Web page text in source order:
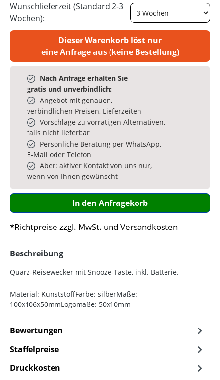
Wunschlieferzeit (Standard 2-3
Wochen):
Dieser Warenkorb löst nur
eine Anfrage aus (keine Bestellung)
Nach Anfrage erhalten Sie
gratis und unverbindlich:
Angebot mit genauen,
verbindlichen Preisen, Lieferzeiten
Vorschläge zu vorrätigen Alternativen,
falls nicht lieferbar
Persönliche Beratung per WhatsApp,
E‑Mail oder Telefon
Aber: aktiver Kontakt von uns nur,
wenn von Ihnen gewünscht
In den Anfragekorb
*Richtpreise zzgl. MwSt. und Versandkosten
Beschreibung
Quarz-Reisewecker mit Snooze-Taste, inkl. Batterie.
Material: KunststoffFarbe: silberMaße:
100x106x50mmLogomaße: 50x10mm
Bewertungen
Staffelpreise
Druckkosten